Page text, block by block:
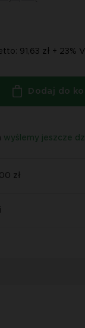
91,63 zł + 23%
Dodaj do
wyślemy jeszcze
zł